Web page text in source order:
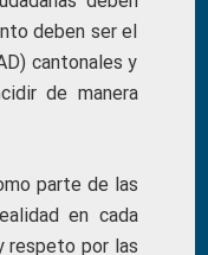
deben ser el
cantonales y
de manera
parte de las
en cada
respeto por las